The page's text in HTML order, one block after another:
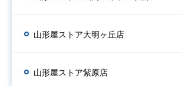
山形屋ストア大明ヶ丘店
山形屋ストア紫原店